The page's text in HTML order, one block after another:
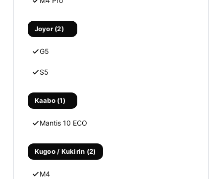
Joyor (2)
G5
S5
Kaabo (1)
Mantis 10 ECO
Kugoo / Kukirin (2)
M4